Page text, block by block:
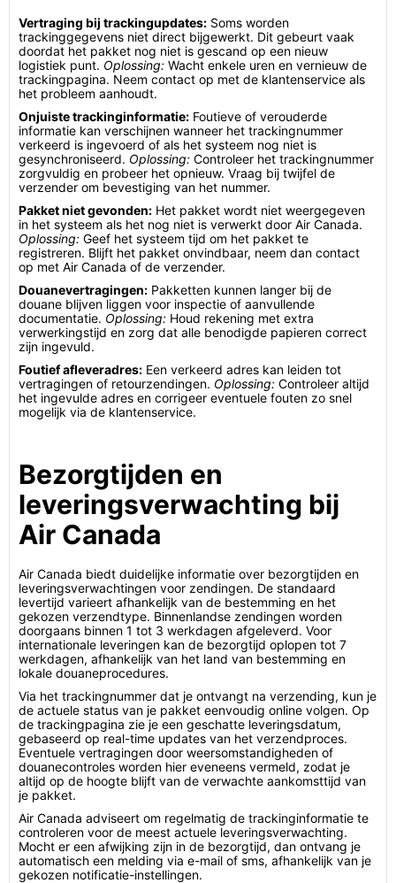
Vertraging bij trackingupdates: Soms worden
trackinggegevens niet direct bijgewerkt. Dit gebeurt vaak
doordat het pakket nog niet is gescand op een nieuw
logistiek punt. Oplossing: Wacht enkele uren en vernieuw de
trackingpagina. Neem contact op met de klantenservice als
het probleem aanhoudt.
Onjuiste trackinginformatie: Foutieve of verouderde
informatie kan verschijnen wanneer het trackingnummer
verkeerd is ingevoerd of als het systeem nog niet is
gesynchroniseerd. Oplossing: Controleer het trackingnummer
zorgvuldig en probeer het opnieuw. Vraag bij twijfel de
verzender om bevestiging van het nummer.
Pakket niet gevonden: Het pakket wordt niet weergegeven
in het systeem als het nog niet is verwerkt door Air Canada.
Oplossing: Geef het systeem tijd om het pakket te
registreren. Blijft het pakket onvindbaar, neem dan contact
op met Air Canada of de verzender.
Douanevertragingen: Pakketten kunnen langer bij de
douane blijven liggen voor inspectie of aanvullende
documentatie. Oplossing: Houd rekening met extra
verwerkingstijd en zorg dat alle benodigde papieren correct
zijn ingevuld.
Foutief afleveradres: Een verkeerd adres kan leiden tot
vertragingen of retourzendingen. Oplossing: Controleer altijd
het ingevulde adres en corrigeer eventuele fouten zo snel
mogelijk via de klantenservice.
Bezorgtijden en
leveringsverwachting bij
Air Canada
Air Canada biedt duidelijke informatie over bezorgtijden en
leveringsverwachtingen voor zendingen. De standaard
levertijd varieert afhankelijk van de bestemming en het
gekozen verzendtype. Binnenlandse zendingen worden
doorgaans binnen 1 tot 3 werkdagen afgeleverd. Voor
internationale leveringen kan de bezorgtijd oplopen tot 7
werkdagen, afhankelijk van het land van bestemming en
lokale douaneprocedures.
Via het trackingnummer dat je ontvangt na verzending, kun je
de actuele status van je pakket eenvoudig online volgen. Op
de trackingpagina zie je een geschatte leveringsdatum,
gebaseerd op real-time updates van het verzendproces.
Eventuele vertragingen door weersomstandigheden of
douanecontroles worden hier eveneens vermeld, zodat je
altijd op de hoogte blijft van de verwachte aankomsttijd van
je pakket.
Air Canada adviseert om regelmatig de trackinginformatie te
controleren voor de meest actuele leveringsverwachting.
Mocht er een afwijking zijn in de bezorgtijd, dan ontvang je
automatisch een melding via e-mail of sms, afhankelijk van je
gekozen notificatie-instellingen.